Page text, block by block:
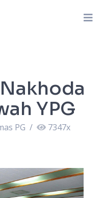
YPG
PG / 7347x